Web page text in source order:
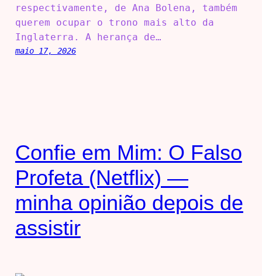
respectivamente, de Ana Bolena, também
querem ocupar o trono mais alto da
Inglaterra. A herança de…
maio 17, 2026
Confie em Mim: O Falso
Profeta (Netflix) —
minha opinião depois de
assistir